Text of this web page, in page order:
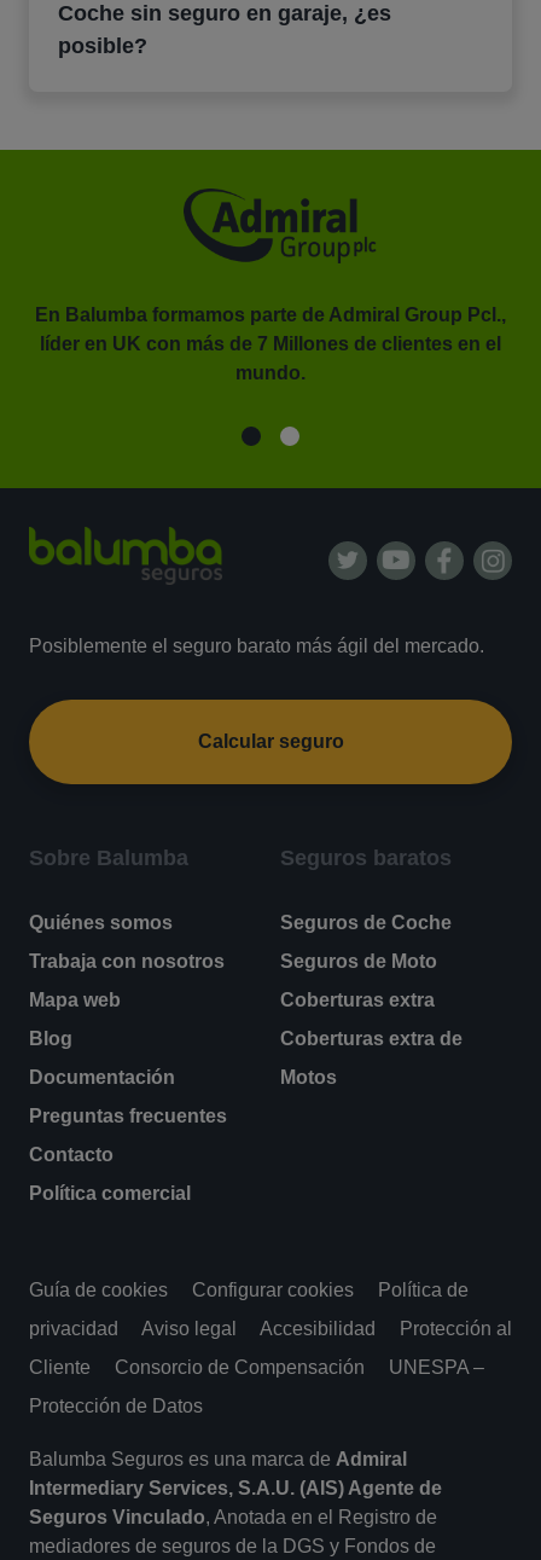
Coche sin seguro en garaje, ¿es
posible?
En Balumba formamos parte de Admiral Group Pcl.,
líder en UK con más de 7 Millones de clientes en el
mundo.
Posiblemente el seguro barato más ágil del mercado.
Calcular seguro
Sobre Balumba
Quiénes somos
Trabaja con nosotros
Mapa web
Blog
Documentación
Preguntas frecuentes
Contacto
Política comercial
Seguros baratos
Seguros de Coche
Seguros de Moto
Coberturas extra
Coberturas extra de
Motos
Guía de cookies Configurar cookies
Política de
privacidad
Aviso legal Accesibilidad
Protección al
Cliente
Consorcio de Compensación
UNESPA –
Protección de Datos
Balumba Seguros es una marca de Admiral
Intermediary Services, S.A.U. (AIS) Agente de
Seguros Vinculado, Anotada en el Registro de
mediadores de seguros de la DGS y Fondos de